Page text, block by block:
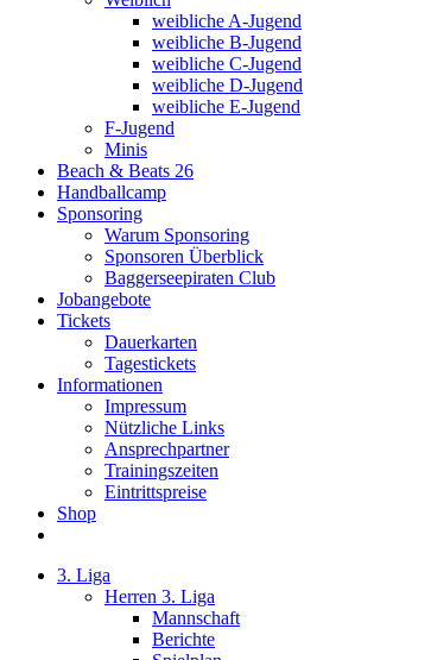
weibliche A-Jugend
weibliche B-Jugend
weibliche C-Jugend
weibliche D-Jugend
weibliche E-Jugend
F-Jugend
Minis
Beach & Beats 26
Handballcamp
Sponsoring
Warum Sponsoring
Sponsoren Überblick
Baggerseepiraten Club
Jobangebote
Tickets
Dauerkarten
Tagestickets
Informationen
Impressum
Nützliche Links
Ansprechpartner
Trainingszeiten
Eintrittspreise
Shop
3. Liga
Herren 3. Liga
Mannschaft
Berichte